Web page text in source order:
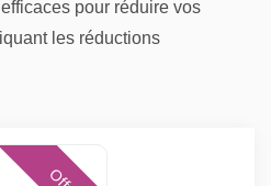
pour réduire vos
les réductions